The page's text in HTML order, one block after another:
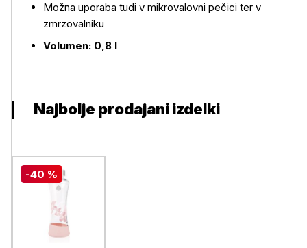
Možna uporaba tudi v mikrovalovni pečici ter v
zmrzovalniku
Volumen: 0,8 l
Najbolje prodajani izdelki
-40 %